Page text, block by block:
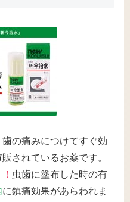
の痛みにつけてすぐ効
されているお薬です。
虫歯に塗布した時の有
に鎮痛効果があらわれま